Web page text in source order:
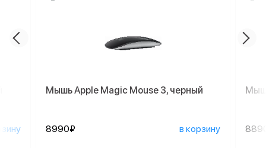
Мышь Apple Magic Mouse 3, черный
8990₽ в корзину